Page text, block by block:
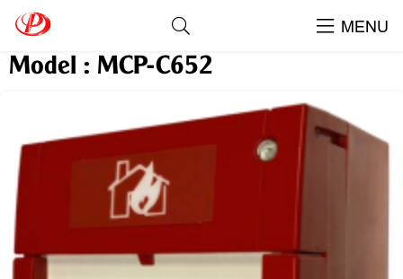
MENU
Nút Nhấn Khẩn Có Reset Tanda -
Model : MCP-C652